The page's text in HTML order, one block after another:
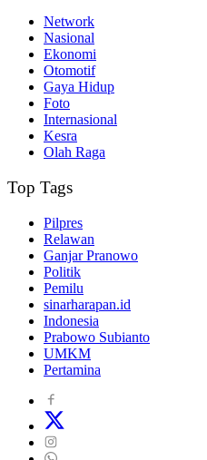
Network
Nasional
Ekonomi
Otomotif
Gaya Hidup
Foto
Internasional
Kesra
Olah Raga
Top Tags
Pilpres
Relawan
Ganjar Pranowo
Politik
Pemilu
sinarharapan.id
Indonesia
Prabowo Subianto
UMKM
Pertamina